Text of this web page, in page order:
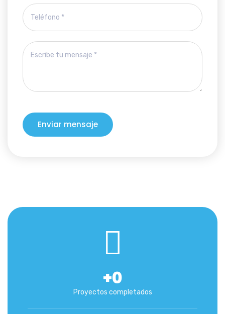
Enviar mensaje
Proyectos completados
+0